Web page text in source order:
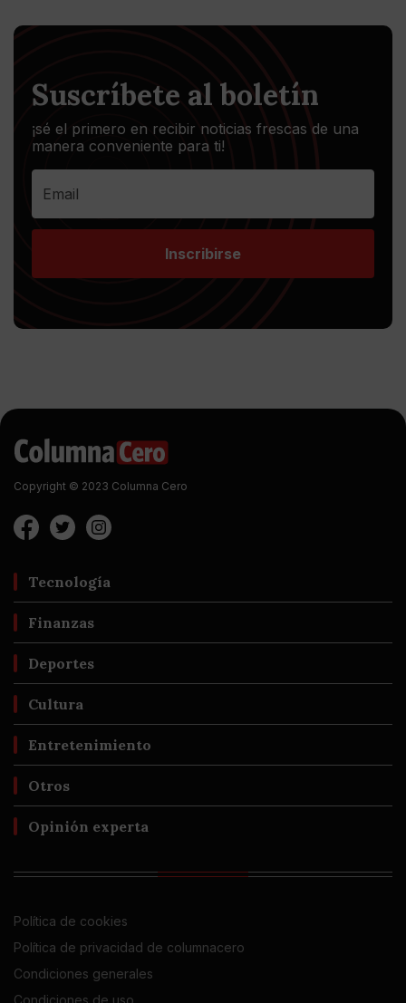
Suscríbete al boletín
¡sé el primero en recibir noticias frescas de una
manera conveniente para ti!
Inscribirse
Copyright © 2023 Columna Cero
Tecnología
Finanzas
Deportes
Cultura
Entretenimiento
Otros
Opinión experta
Política de cookies
Política de privacidad de columnacero
Condiciones generales
Condiciones de uso